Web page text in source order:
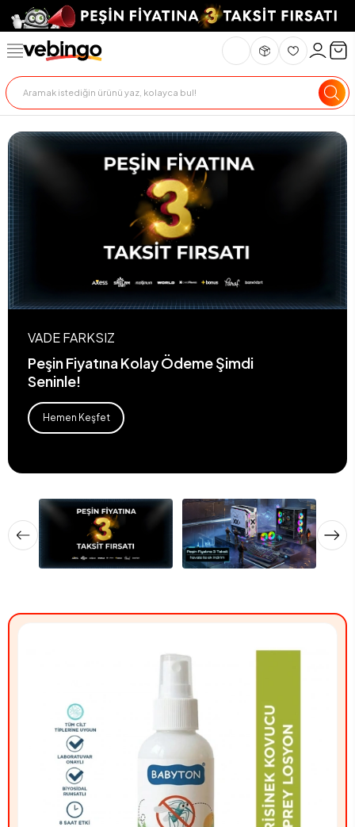
VADE FARKSIZ
Peşin Fiyatına Kolay Ödeme Şimdi
Seninle!
Hemen Keşfet